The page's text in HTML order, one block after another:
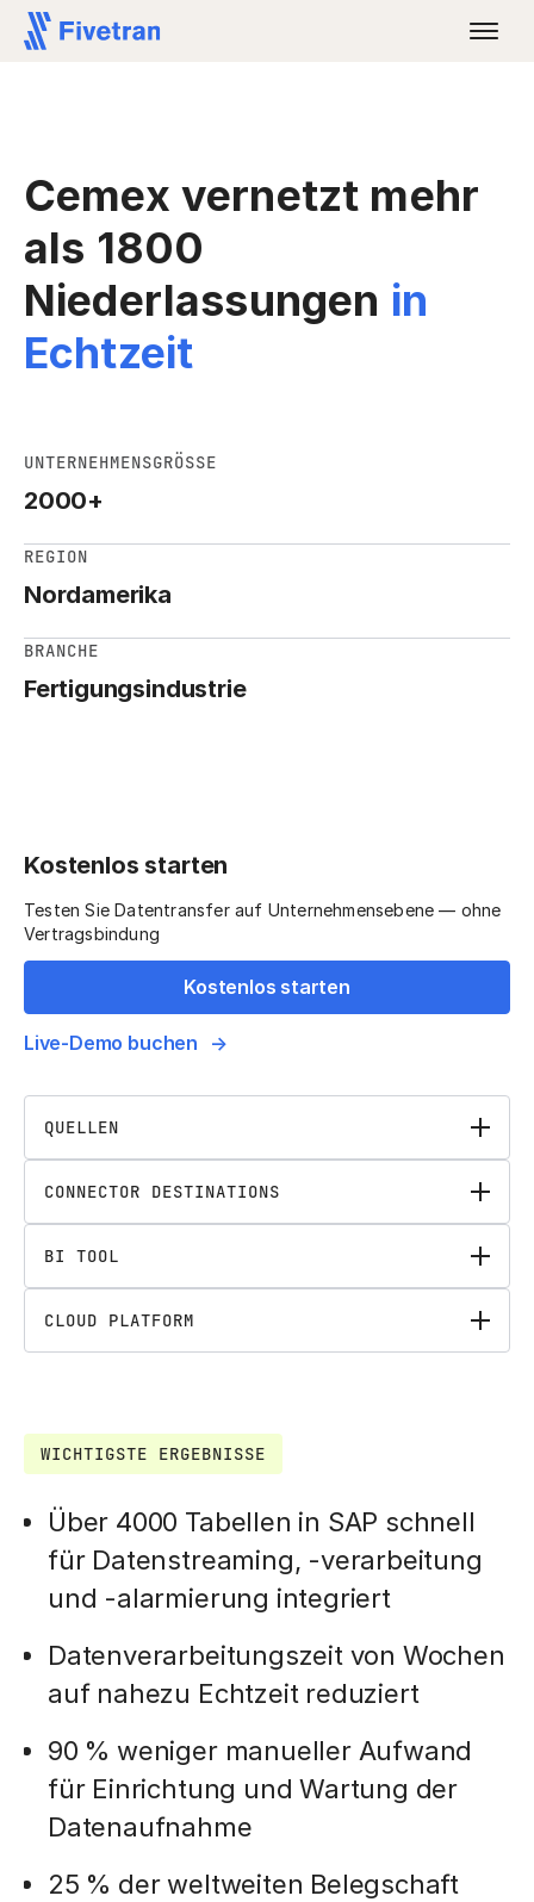
Cemex vernetzt mehr
als 1800
Niederlassungen in
Echtzeit
UNTERNEHMENSGRÖSSE
2000+
REGION
Nordamerika
BRANCHE
Fertigungsindustrie
Kostenlos starten
Testen Sie Datentransfer auf Unternehmensebene — ohne
Vertragsbindung
Kostenlos starten
Live-Demo buchen
QUELLEN
CONNECTOR DESTINATIONS
BI TOOL
CLOUD PLATFORM
WICHTIGSTE ERGEBNISSE
Über 4000 Tabellen in SAP schnell
für Datenstreaming, -verarbeitung
und -alarmierung integriert
Datenverarbeitungszeit von Wochen
auf nahezu Echtzeit reduziert
90 % weniger manueller Aufwand
für Einrichtung und Wartung der
Datenaufnahme
25 % der weltweiten Belegschaft